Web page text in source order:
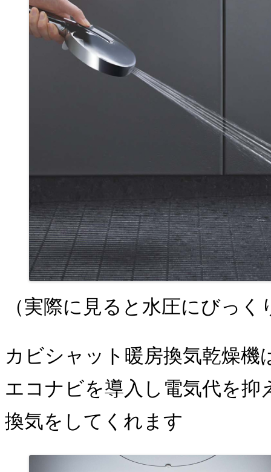
（実際に見ると水圧にびっく
カビシャット暖房換気乾燥機
エコナビを導入し電気代を抑
換気をしてくれます